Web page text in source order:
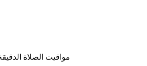
مواقيت الصلاة